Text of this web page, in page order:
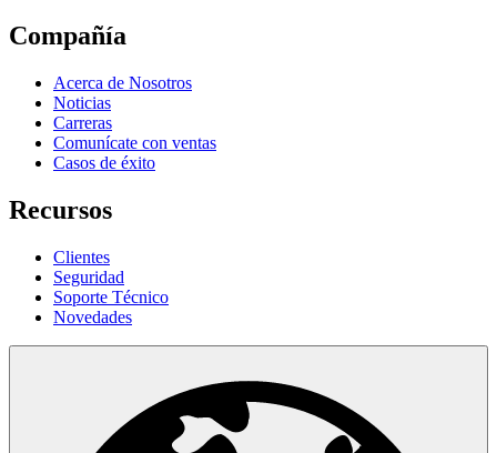
Compañía
Acerca de Nosotros
Noticias
Carreras
Comunícate con ventas
Casos de éxito
Recursos
Clientes
Seguridad
Soporte Técnico
Novedades